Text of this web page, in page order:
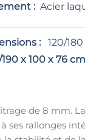
: Acier
:
120/
190 x 100 x 76 cm
de 8 mm.
ses rallonges